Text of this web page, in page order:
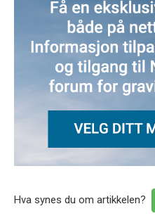
Hva synes du om artikkelen?